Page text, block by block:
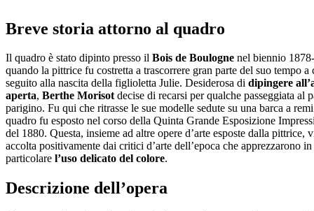
Breve storia attorno al quadro
Il quadro è stato dipinto presso il Bois de Boulogne nel biennio
quando la pittrice fu costretta a trascorrere gran parte del suo tempo a
seguito alla nascita della figlioletta Julie. Desiderosa di dipingere
aperta, Berthe Morisotdecise di recarsi per qualche passeggiata al
parigino. Fu qui che ritrasse le sue modelle sedute su una barca a
quadro fu esposto nel corso della Quinta Grande Esposizione
del 1880. Questa, insieme ad altre opere d’arte esposte dalla pittrice,
accolta positivamente dai critici d’arte dell’epoca che apprezzarono in
particolare l’uso delicato del colore.
Descrizione dell’opera